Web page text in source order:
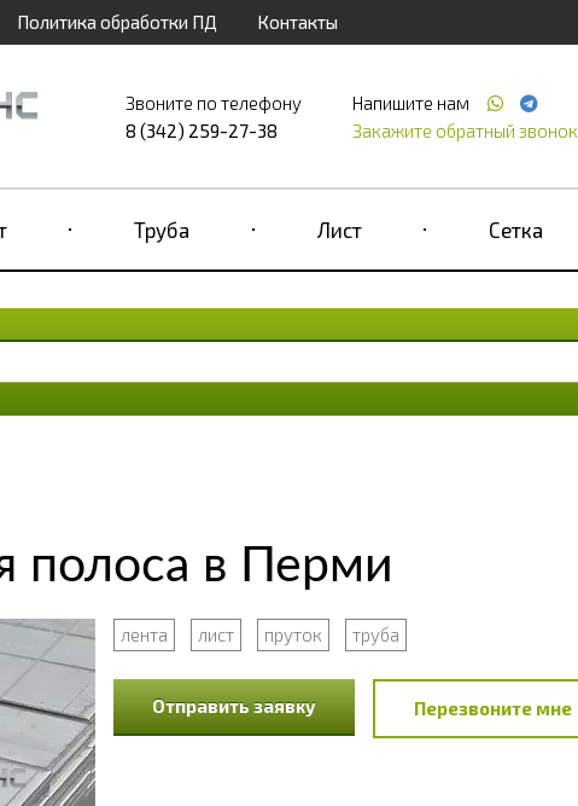
Политика обработки ПД Контакты
Звоните по телефону
8 (342) 259-27-38
Напишите нам
Закажите обратный звонок
Труба Лист Сетка
полоса в Перми
лента лист пруток труба
Отправить заявку Перезвоните мне